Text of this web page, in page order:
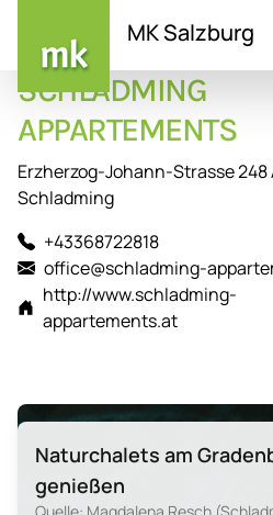
zum
Inhalt
MK Salzburg
SCHLADMING
APPARTEMENTS
Erzherzog-Johann-Strasse 248
Schladming
+43368722818
office@schladming-
http://www.schladming-
appartements.at
Naturchalets am
genießen